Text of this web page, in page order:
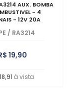
AUX. BOMBA
- 4
- 12V 20A
/ RA3214
19,90
à vista